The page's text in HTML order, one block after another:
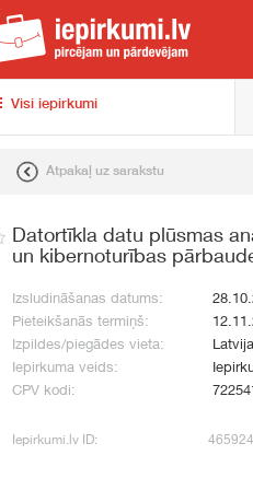
Visi iepirkumi
Atpakaļ uz sarakstu
Datortīkla datu plūsmas
un kibernoturības
Izsludināšanas datums:
Pieteikšanās termiņš:
Izpildes/piegādes vieta:
Iepirkuma veids:
CPV kodi:
Iepirkumi.lv ID: